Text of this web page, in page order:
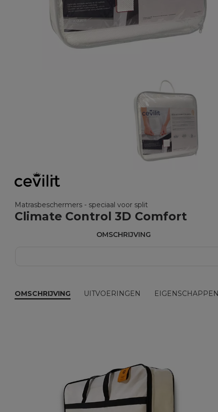
Matrasbeschermers - speciaal voor split
Climate Control 3D Comfort
OMSCHRIJVING
OMSCHRIJVING UITVOERINGEN